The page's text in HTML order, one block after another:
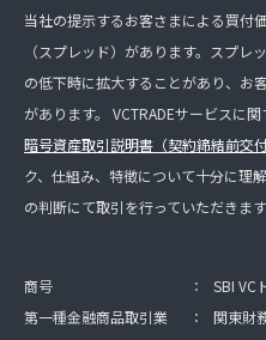
当社の提示するお客さまによる買付
（スプレッド）があります。スプ
の低下時に拡大することがあり、お
があります。 VCTRADEサービスに
暗号資産取引説明書（契約締結前交付
ク、仕組み、特徴について十分に理
の判断にて取引を行っていただきま
商号 ：
SBI VC
第一種金融商品取引業
：
関東財